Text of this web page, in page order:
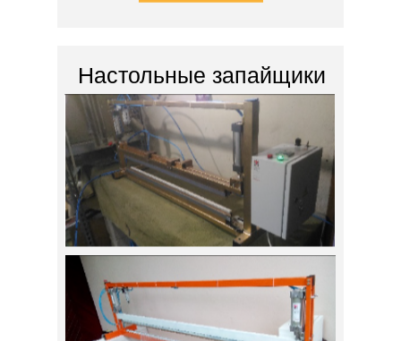
Настольные запайщики